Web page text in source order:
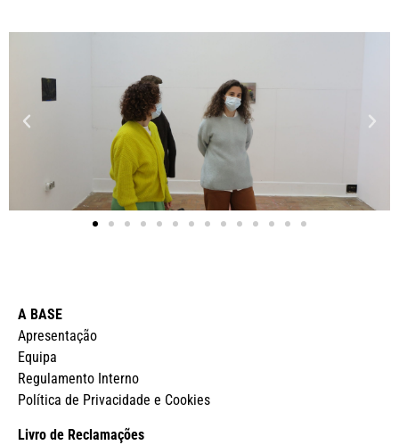
A BASE
Apresentação
Equipa
Regulamento Interno
Política de Privacidade e Cookies
Livro de Reclamações